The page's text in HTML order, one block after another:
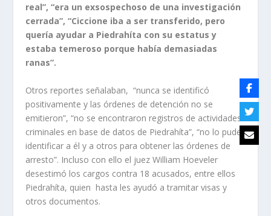
real”, “era un exsospechoso de una investigación
cerrada”, “Ciccione iba a ser transferido, pero
quería ayudar a Piedrahíta con su estatus y
estaba temeroso porque había demasiadas
ranas”.
Otros reportes señalaban, “nunca se identificó
positivamente y las órdenes de detención no se
emitieron”, “no se encontraron registros de actividades
criminales en base de datos de Piedrahíta”, “no lo pude
identificar a él y a otros para obtener las órdenes de
arresto”. Incluso con ello el juez William Hoeveler
desestimó los cargos contra 18 acusados, entre ellos
Piedrahíta, quien hasta les ayudó a tramitar visas y
otros documentos.